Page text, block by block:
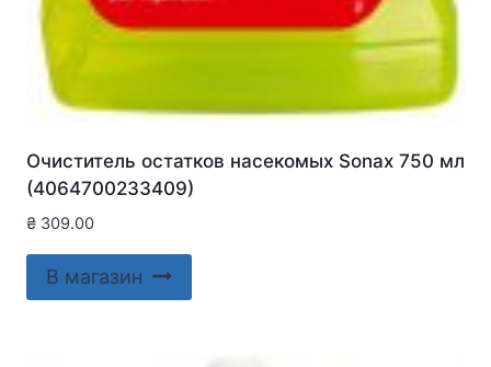
Очиститель остатков насекомых Sonax 750 мл
(4064700233409)
₴ 309.00
В магазин